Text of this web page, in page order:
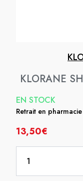
KLORANE
EN STOCK
Retrait en pharmacie
13,50€